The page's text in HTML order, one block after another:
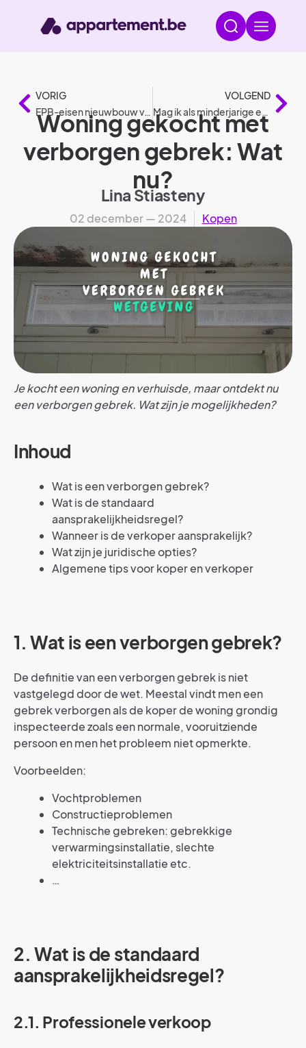
VORIG
EPB-eisen nieuwbouw volgens wetgeving
VOLGEND
Mag ik als minderjarige een huis of appartement huren?
Woning gekocht met
verborgen gebrek: Wat
nu?
Lina Stiasteny
02 december — 2024 Kopen
Je kocht een woning en verhuisde, maar ontdekt nu
een verborgen gebrek. Wat zijn je mogelijkheden?
Inhoud
Wat is een verborgen gebrek?
Wat is de standaard
aansprakelijkheidsregel?
Wanneer is de verkoper aansprakelijk?
Wat zijn je juridische opties?
Algemene tips voor koper en verkoper
1. Wat is een verborgen gebrek?
De definitie van een verborgen gebrek is niet
vastgelegd door de wet. Meestal vindt men een
gebrek verborgen als de koper de woning grondig
inspecteerde zoals een normale, vooruitziende
persoon en men het probleem niet opmerkte.
Voorbeelden:
Vochtproblemen
Constructieproblemen
Technische gebreken: gebrekkige
verwarmingsinstallatie, slechte
elektriciteitsinstallatie etc.
…
2. Wat is de standaard
aansprakelijkheidsregel?
2.1. Professionele verkoop